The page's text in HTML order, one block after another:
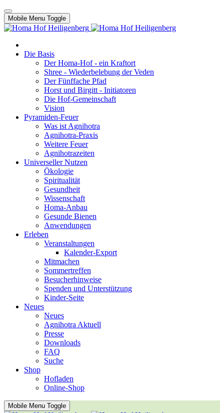
Mobile Menu Toggle
Die Basis
Der Homa-Hof - ein Kraftort
Shree - Wiederbelebung der Veden
Der Fünffache Pfad
Horst und Birgitt - Initiatoren
Die Hof-Gemeinschaft
Vision
Pyramiden-Feuer
Was ist Agnihotra
Agnihotra-Praxis
Weitere Feuer
Agnihotrazeiten
Universeller Nutzen
Ökologie
Spiritualität
Gesundheit
Wissenschaft
Homa-Anbau
Gesunde Bienen
Anwendungen
Erleben
Veranstaltungen
Kalender-Export
Mitmachen
Sommertreffen
Besucherhinweise
Spenden und Unterstützung
Kinder-Seite
Neues
Neues
Agnihotra Aktuell
Presse
Downloads
FAQ
Suche
Shop
Hofladen
Online-Shop
Mobile Menu Toggle